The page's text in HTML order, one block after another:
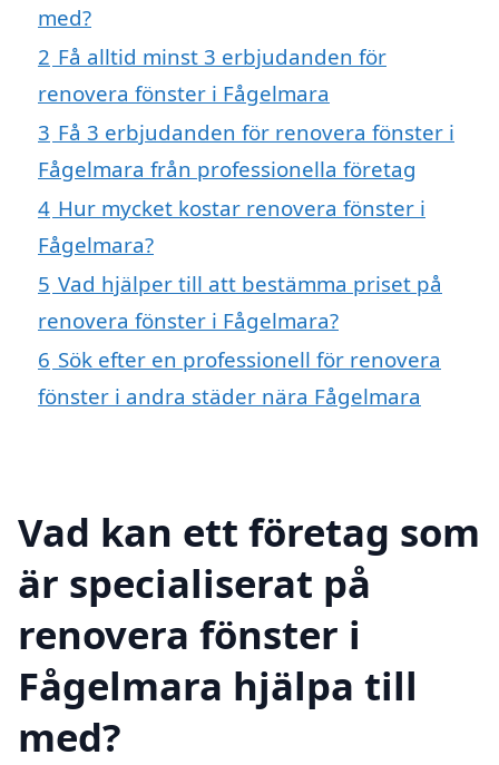
med?
2 Få alltid minst 3 erbjudanden för
renovera fönster i Fågelmara
3 Få 3 erbjudanden för renovera fönster i
Fågelmara från professionella företag
4 Hur mycket kostar renovera fönster i
Fågelmara?
5 Vad hjälper till att bestämma priset på
renovera fönster i Fågelmara?
6 Sök efter en professionell för renovera
fönster i andra städer nära Fågelmara
Vad kan ett företag som
är specialiserat på
renovera fönster i
Fågelmara hjälpa till
med?